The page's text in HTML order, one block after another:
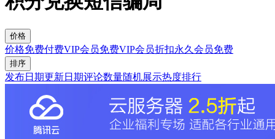
价格
价格免费付费VIP会员免费VIP会员折扣永久会员免费
排序
发布日期更新日期评论数量随机展示热度排行